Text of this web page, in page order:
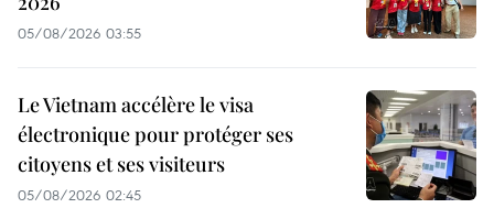
05/08/2026 03:55
Le Vietnam accélère le visa
électronique pour protéger ses
citoyens et ses visiteurs
05/08/2026 02:45